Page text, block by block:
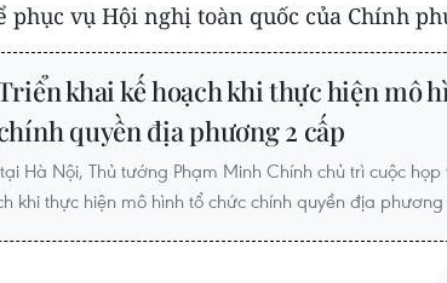
phục vụ Hội nghị toàn quốc của Chính
khai kế hoạch khi thực hiện mô
quyền địa phương 2 cấp
Hà Nội, Thủ tướng Phạm Minh Chính chủ trì cuộc họp
khi thực hiện mô hình tổ chức chính quyền địa